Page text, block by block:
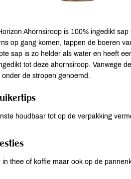
Ahornsiroop is 100% ingedikt
op gang komen, tappen de boeren
sap is zo helder als water en heeft
tot deze ahornsiroop. Vanwege
onder de stropen genoemd.
houdbaar tot op de verpakking
in thee of koffie maar ook op de